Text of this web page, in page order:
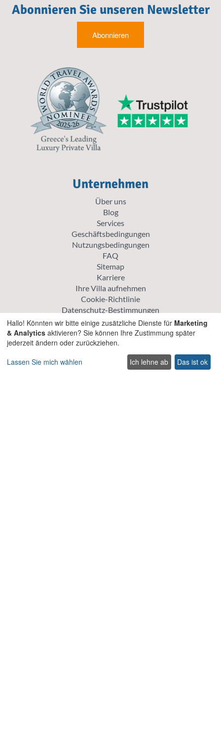
Abonnieren Sie unseren Newsletter
Abonnieren
Unternehmen
Über uns
Blog
Services
Geschäftsbedingungen
Nutzungsbedingungen
FAQ
Sitemap
Karriere
Ihre Villa aufnehmen
Cookie-Richtlinie
Datenschutz-Bestimmungen
Erkunden
Traditionelle Villen
Haustierfreundliche villen auf Kreta
Hallo! Könnten wir bitte einige zusätzliche Dienste für Marketing
& Analytics aktivieren? Sie können Ihre Zustimmung später
jederzeit ändern oder zurückziehen.
Lassen Sie mich wählen
Ich lehne ab Das ist ok